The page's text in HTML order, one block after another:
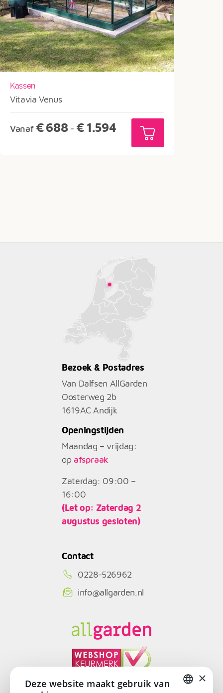
Kassen
Vitavia Venus
Vanaf €688 - € 1.594 Prijsklasse:
Bezoek & Postadres
Van Dalfsen AllGarden
Oosterweg 2b
1619AC Andijk
Openingstijden
Maandag – vrijdag:
op afspraak
Zaterdag: 09:00 –
16:00
(Let op: Zaterdag 2
augustus gesloten)
Contact
0228-526962
info@allgarden.nl
×
Deze website maakt gebruik van